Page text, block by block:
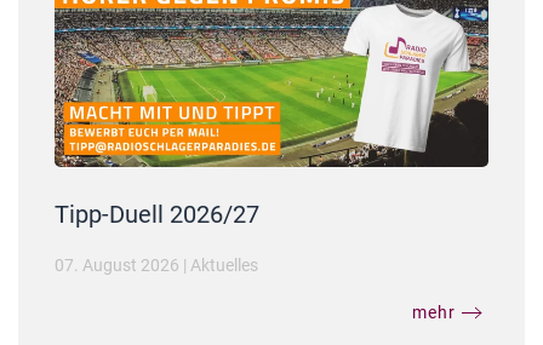
Tipp-Duell 2026/27
07. August 2026 | Aktuelles
mehr